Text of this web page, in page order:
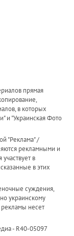
прямая
в которых
и "Украинская Фото
"Реклама" /
рекламными и
в
в этих
суждения,
украинскому
рекламы несет
- R40-05097